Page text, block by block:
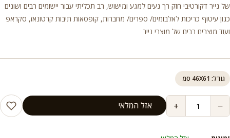
של נייר דקורטיבי חזק רך נעים למגע ומישוש, רב תכליתי עבור יישומים רבים ושונים
כגון עיטוף כריכות לאלבומים/ ספרים/ מחברות, קופסאות תיבות קרטונאז, סקראפ
ועוד מוצרים רבים של מוצרי נייר
גודל: 46X61 סמ
−
+ אזל המלאי